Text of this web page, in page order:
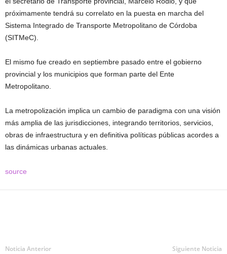
próximamente tendrá su correlato en la puesta en marcha del
Sistema Integrado de Transporte Metropolitano de Córdoba
(SITMeC).
El mismo fue creado en septiembre pasado entre el gobierno
provincial y los municipios que forman parte del Ente
Metropolitano.
La metropolización implica un cambio de paradigma con una visión
más amplia de las jurisdicciones, integrando territorios, servicios,
obras de infraestructura y en definitiva políticas públicas acordes a
las dinámicas urbanas actuales.
source
Noticia Anterior Siguiente Noticia